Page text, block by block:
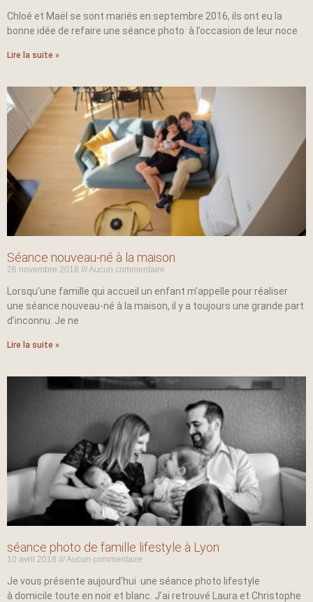
Chloé et Maël se sont mariés en septembre 2016, ils ont eu la
bonne idée de refaire une séance photo à l’occasion de leur noce
Lire la suite »
Séance nouveau-né à la maison
26 novembre 2018 Aucun commentaire
Lorsqu’une famille qui accueil un enfant m’appelle pour réaliser
une séance nouveau-né à la maison, il y a toujours une grande part
d’inconnu. Je ne
Lire la suite »
séance photo de famille lifestyle à Lyon
10 avril 2018 Aucun commentaire
Je vous présente aujourd’hui une séance photo lifestyle
à domicile toute en noir et blanc. J’ai retrouvé Laura et Christophe